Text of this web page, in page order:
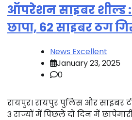
ऑपरेशन साइबर शील्ड :
छापा, 62 साइबर ठग
News Excellent
January 23, 2025
0
रायपुर। रायपुर पुलिस और साइबर
3 राज्यों में पिछले दो दिन में